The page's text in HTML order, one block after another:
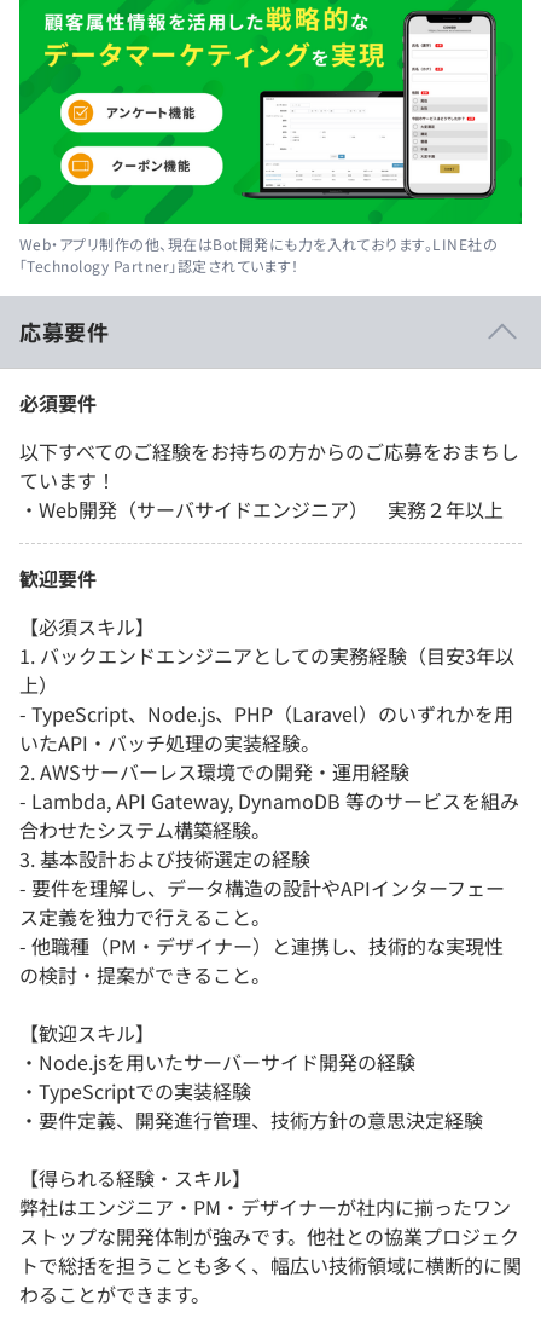
Web・アプリ制作の他、現在はBot開発にも力を入れております。LINE社の
「Technology Partner」認定されています！
応募要件
必須要件
以下すべてのご経験をお持ちの方からのご応募をおまちし
ています！
・Web開発（サーバサイドエンジニア） 実務２年以上
歓迎要件
【必須スキル】
1. バックエンドエンジニアとしての実務経験（目安3年以
上）
- TypeScript、Node.js、PHP（Laravel）のいずれかを用
いたAPI・バッチ処理の実装経験。
2. AWSサーバーレス環境での開発・運用経験
- Lambda, API Gateway, DynamoDB 等のサービスを組み
合わせたシステム構築経験。
3. 基本設計および技術選定の経験
- 要件を理解し、データ構造の設計やAPIインターフェー
ス定義を独力で行えること。
- 他職種（PM・デザイナー）と連携し、技術的な実現性
の検討・提案ができること。
【歓迎スキル】
・Node.jsを用いたサーバーサイド開発の経験
・TypeScriptでの実装経験
・要件定義、開発進行管理、技術方針の意思決定経験
【得られる経験・スキル】
弊社はエンジニア・PM・デザイナーが社内に揃ったワン
ストップな開発体制が強みです。他社との協業プロジェク
トで総括を担うことも多く、幅広い技術領域に横断的に関
わることができます。